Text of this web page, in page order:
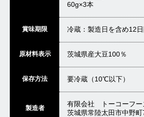
60g×3本
賞味期限 冷蔵：製造日を含め12日
原材料表示 茨城県産大豆100％
保存方法 要冷蔵（10℃以下）
製造者
有限会社 トーコーフー
茨城県常陸太田市中野町